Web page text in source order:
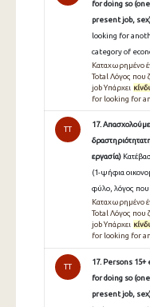
for doing so
present job,
looking for
category of
Καταχωρημένο
Total Λόγος
job Υπάρχει
for looking for
TT
17.
εργασία)
(1-ψήφια
φύλο, λόγος που
Καταχωρημένο
Total Λόγος
job Υπάρχει
for looking for
TT
17. Persons
for doing so
present job,